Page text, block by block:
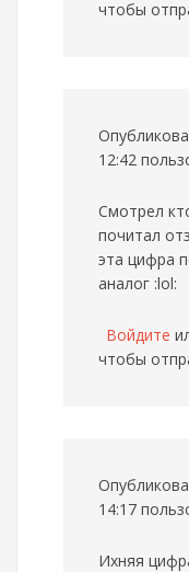
чтобы
12:42
Смотрел
почитал
эта цифра
аналог :lol:
Войдите
чтобы
14:17
Ихняя